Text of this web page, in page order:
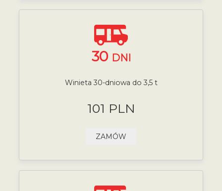
30 DNI
Winieta 30-dniowa do 3,5 t
101 PLN
ZAMÓW